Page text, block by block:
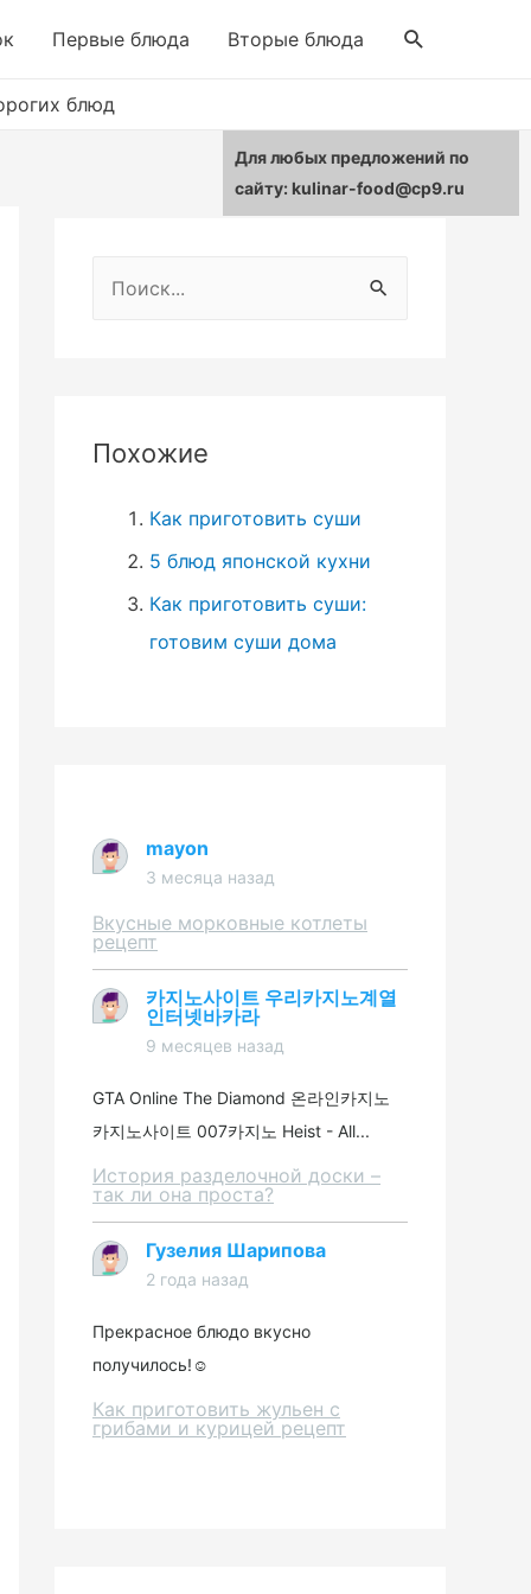
Первые блюда Вторые блюда Поиск
блюд
:Похожие
Как приготовить суши
5 блюд японской кухни
Как приготовить суши:
готовим суши дома
mayon
3 месяца назад
Вкусные морковные котлеты
рецепт
카지노사이트 우리카지노계열
인터넷바카라
9 месяцев назад
GTA Online The Diamond 온라인카지노
카지노사이트 007카지노 Heist - All...
История разделочной доски –
так ли она проста?
Гузелия Шарипова
2 года назад
Прекрасное блюдо вкусно
получилось!☺️
Как приготовить жульен с
грибами и курицей рецепт
Для любых предложений по
сайту: kulinar-food@cp9.ru